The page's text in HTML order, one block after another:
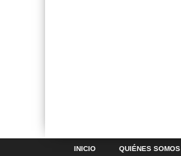
INICIO QUIÉNES SOMOS